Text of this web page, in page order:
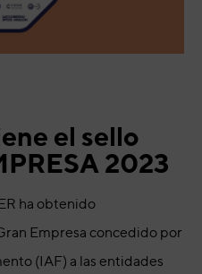
el sello
2023
ha obtenido
Empresa concedido por
(IAF) a las entidades